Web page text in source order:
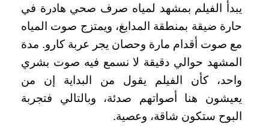
يبدأ الفيلم بمشهد لمياه صرف صحي هادرة في
حارة ضيقة بمنطقة المدابغ، ويمتزج صوت المياه
مع صوت أقدام مارة وحصان يجر عربة كارو. مدة
المشهد حوالي دقيقة لا نسمع فيه صوت بشري
واحد، كأن الفيلم يقول من البداية إن من
يعيشون هنا أصواتهم صدئة، وبالتالي فتجربة
البوح ستكون شاقة، وعصية.